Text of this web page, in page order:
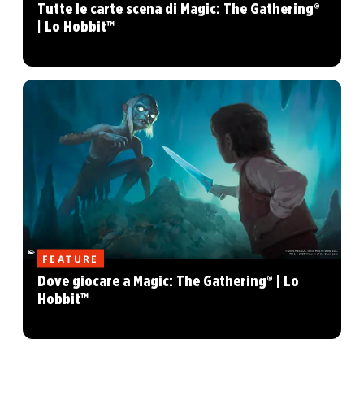
Tutte le carte scena di Magic: The Gathering®
| Lo Hobbit™
FEATURE
Dove giocare a Magic: The Gathering® | Lo
Hobbit™